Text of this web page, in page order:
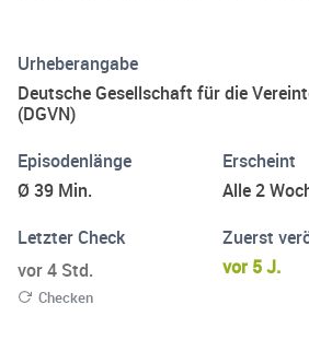
für uns bedeutet. Ob
Analysen: Wir machen globale Politik
Anregungen, Themenwünsche und
zur Mitarbeit freuen wir uns jederzeit
podcast@dgvn.de.
Urheberangabe
Deutsche Gesellschaft für die
(DGVN)
Episodenlänge
Ø 39 Min.
Erscheint
Alle 2
Letzter Check
vor 4 Std.
Checken
Zuerst
vor 5 J.